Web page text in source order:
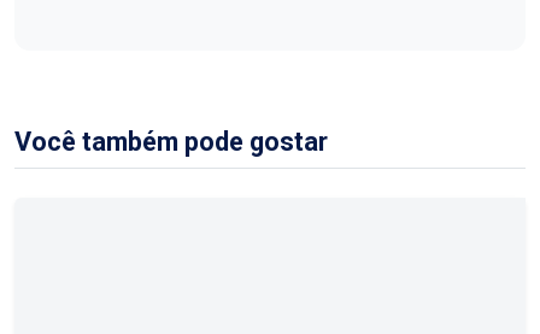
Você também pode gostar